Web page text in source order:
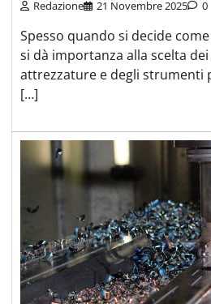
Redazione 21 Novembre 2025 0
Spesso quando si decide
si dà importanza alla scelta
attrezzature e degli strumenti
[…]